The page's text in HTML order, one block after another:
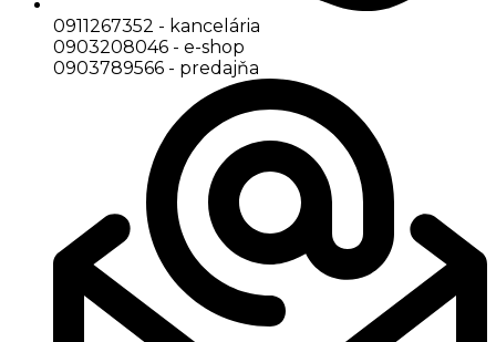
0911267352 - kancelária
0903208046 - e-shop
0903789566 - predajňa